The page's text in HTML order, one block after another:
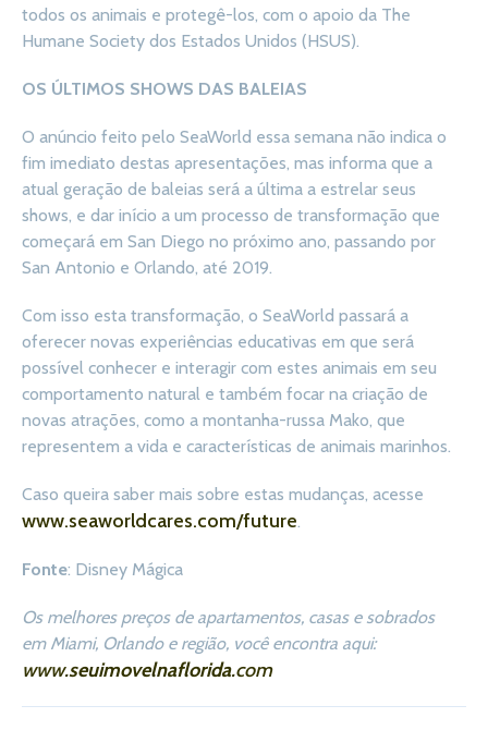
todos os animais e protegê-los, com o apoio da The
Humane Society dos Estados Unidos (HSUS).
OS ÚLTIMOS SHOWS DAS BALEIAS
O anúncio feito pelo SeaWorld essa semana não indica o
fim imediato destas apresentações, mas informa que a
atual geração de baleias será a última a estrelar seus
shows, e dar início a um processo de transformação que
começará em San Diego no próximo ano, passando por
San Antonio e Orlando, até 2019.
Com isso esta transformação, o SeaWorld passará a
oferecer novas experiências educativas em que será
possível conhecer e interagir com estes animais em seu
comportamento natural e também focar na criação de
novas atrações, como a montanha-russa Mako, que
representem a vida e características de animais marinhos.
Caso queira saber mais sobre estas mudanças, acesse
www.seaworldcares.com/future.
Fonte: Disney Mágica
Os melhores preços de apartamentos, casas e sobrados
em Miami, Orlando e região, você encontra aqui:
www.seuimovelnaflorida.com